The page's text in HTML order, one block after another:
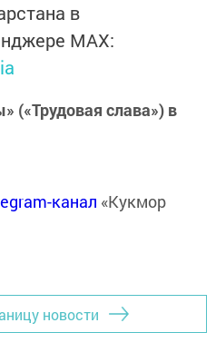
в
MАХ:
(«Трудовая слава») в
канал «Кукмор
новости